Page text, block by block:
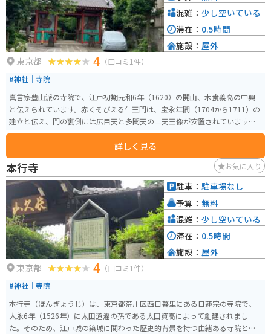
東京都 4 （口コミ1件）
#神社｜寺院
真言宗豊山派の寺院で、江戸初期元和6年（1620）の開山、木食義高の中興
と伝えられています。赤くそびえる仁王門は、宝永年間（1704から1711）の
建立と伝え、門の裏側には広目天と多聞天の二天王像が安置されています。
江戸時代初期に活躍した俳人西山宗因の「梅翁花樽碑」をはじめとする談林
派歴代の句碑、柏木如亭の碑、自堕落先生の墓などがあります。春には桜が
咲き誇り、花見スポットとしても人気があります。
詳しく見る
混雑： 少し空いている
滞在： 0.5時間
施設： 屋外
本行寺 お気に入り
東京都 4 （口コミ1件）
#神社｜寺院
本行寺（ほんぎょうじ）は、東京都荒川区西日暮里にある日蓮宗の寺院で、
大永6年（1526年）に太田道灌の孫である太田資高によって創建されまし
た。そのため、江戸城の築城に関わった歴史的背景を持つ由緒ある寺院とし
駐車： 駐車場なし
予算： 無料
混雑： 少し空いている
滞在： 0.5時間
施設： 屋外